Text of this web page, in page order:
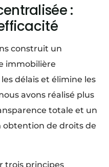
:
construit un
immobilière
délais et élimine les
avons réalisé plus
totale et un
obtention de droits de
trois principes